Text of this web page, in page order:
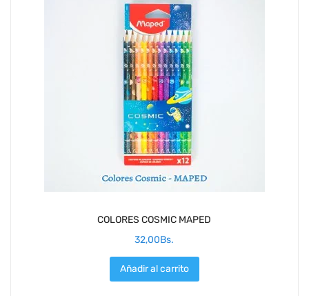
COLORES COSMIC MAPED
32,00Bs.
Añadir al carrito